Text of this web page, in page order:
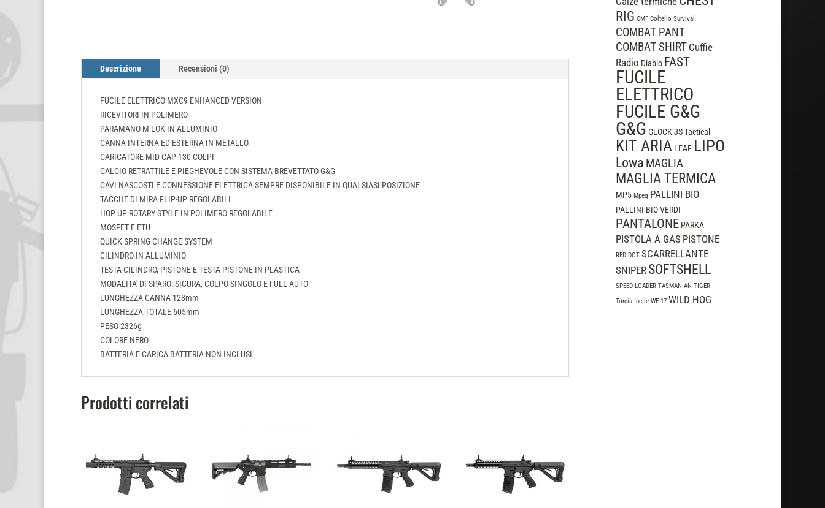
Descrizione Recensioni (0)
FUCILE ELETTRICO MXC9 ENHANCED VERSION
RICEVITORI IN POLIMERO
PARAMANO M-LOK IN ALLUMINIO
CANNA INTERNA ED ESTERNA IN METALLO
CARICATORE MID-CAP 130 COLPI
CALCIO RETRATTILE E PIEGHEVOLE CON SISTEMA BREVETTATO G&G
CAVI NASCOSTI E CONNESSIONE ELETTRICA SEMPRE DISPONIBILE IN QUALSIASI POSIZIONE
TACCHE DI MIRA FLIP-UP REGOLABILI
HOP UP ROTARY STYLE IN POLIMERO REGOLABILE
MOSFET E ETU
QUICK SPRING CHANGE SYSTEM
CILINDRO IN ALLUMINIO
TESTA CILINDRO, PISTONE E TESTA PISTONE IN PLASTICA
MODALITA' DI SPARO: SICURA, COLPO SINGOLO E FULL-AUTO
LUNGHEZZA CANNA 128mm
LUNGHEZZA TOTALE 605mm
PESO 2326g
COLORE NERO
BATTERIA E CARICA BATTERIA NON INCLUSI
Prodotti correlati
RIG CMF Coltello Survival
COMBAT PANT
COMBAT SHIRT Cuffie
Radio Diablo FAST
FUCILE
ELETTRICO
FUCILE G&G
G&G GLOCK JS Tactical
KIT ARIA LEAF LIPO
Lowa MAGLIA
MAGLIA TERMICA
MP5 Mpeq PALLINI BIO
PALLINI BIO VERDI
PANTALONE PARKA
PISTOLA A GAS PISTONE
RED DOT SCARRELLANTE
SNIPER SOFTSHELL
SPEED LOADER TASMANIAN TIGER
Torcia fucile WE 17 WILD HOG